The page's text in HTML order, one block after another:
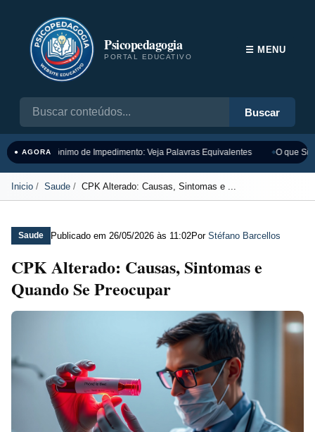
Psicopedagogia
PORTAL EDUCATIVO
Buscar
☰ MENU
● AGORASinônimo de Impedimento: Veja Palavras Equivalentes O que
Inicio Saude CPK Alterado: Causas, Sintomas e ...
Saude Publicado em 26/05/2026 às 11:02Por Stéfano Barcellos
CPK Alterado: Causas, Sintomas e
Quando Se Preocupar